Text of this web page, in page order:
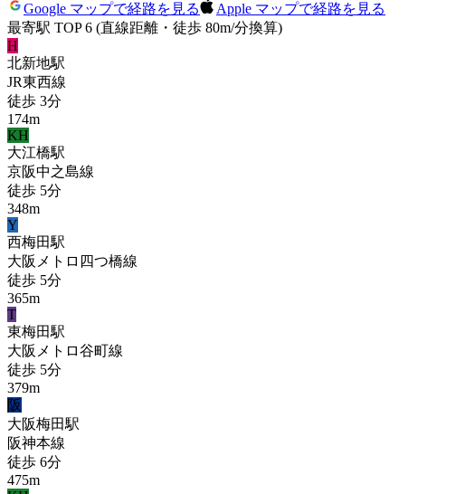
Google マップで経路を見る
Apple マップで経路を見る
最寄駅 TOP 6 (直線距離・徒歩 80m/分換算)
H
北新地駅
JR東西線
徒歩 3分
174m
KH
大江橋駅
京阪中之島線
徒歩 5分
348m
Y
西梅田駅
大阪メトロ四つ橋線
徒歩 5分
365m
T
東梅田駅
大阪メトロ谷町線
徒歩 5分
379m
阪
大阪梅田駅
阪神本線
徒歩 6分
475m